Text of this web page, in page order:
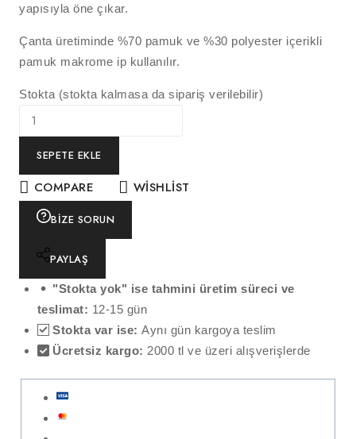
yapısıyla öne çıkar.
Çanta üretiminde %70 pamuk ve %30 polyester içerikli
pamuk makrome ip kullanılır.
Stokta (stokta kalmasa da sipariş verilebilir)
SEPETE EKLE
COMPARE WISHLIST
BIZE SORUN
PAYLAŞ
"Stokta yok" ise tahmini üretim süreci ve
teslimat: 12-15 gün
Stokta var ise: Aynı gün kargoya teslim
Ücretsiz kargo: 2000 tl ve üzeri alışverişlerde